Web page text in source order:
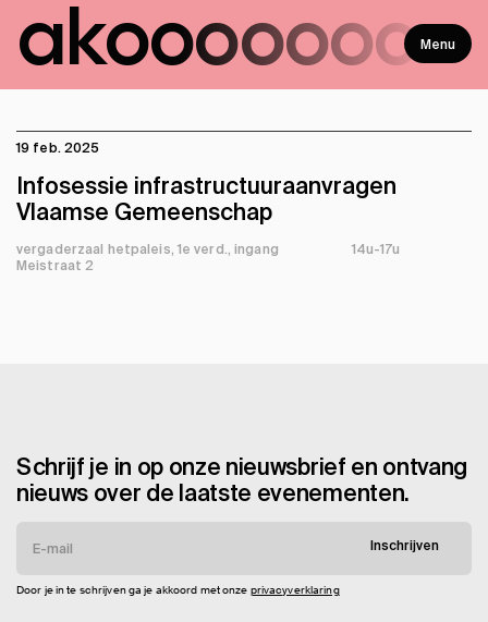
ako Menu
19 feb. 2025
Infosessie infrastructuuraanvragen
Vlaamse Gemeenschap
vergaderzaal hetpaleis, 1e verd., ingang
Meistraat 2
14u-17u
Schrijf je in op onze nieuwsbrief en ontvang
nieuws over de laatste evenementen.
Inschrijven
Door je in te schrijven ga je akkoord met onze privacyverklaring